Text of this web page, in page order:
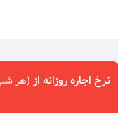
نرخ اجاره روزانه از(هر